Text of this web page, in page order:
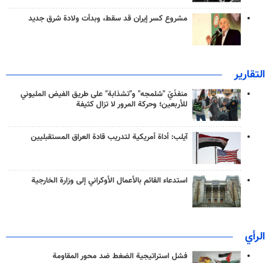
مشروع كسر إيران قد سقط، وبدأت ولادة شرق جديد
التقارير
منفذَيّ "شلمجه" و"تشذابة" على طريق الفيض المليوني
للأربعين؛ وحركة المرور لا تزال كثيفة
آيلب: أداة أمريكية لتدريب قادة العراق المستقبليين
استدعاء القائم بالأعمال الأوكراني إلى وزارة الخارجية
الرأي
فشل استراتيجية الضغط ضد محور المقاومة